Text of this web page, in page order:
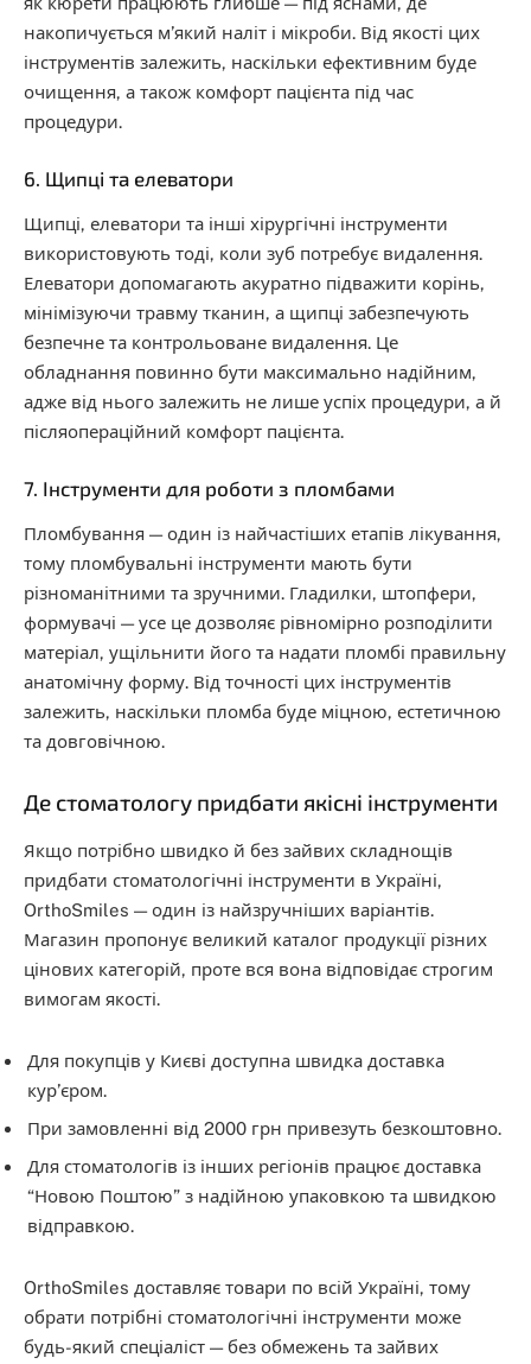
накопичується м’який наліт і мікроби. Від якості цих
інструментів залежить, наскільки ефективним буде
очищення, а також комфорт пацієнта під час
процедури.
6. Щипці та елеватори
Щипці, елеватори та інші хірургічні інструменти
використовують тоді, коли зуб потребує видалення.
Елеватори допомагають акуратно підважити корінь,
мінімізуючи травму тканин, а щипці забезпечують
безпечне та контрольоване видалення. Це
обладнання повинно бути максимально надійним,
адже від нього залежить не лише успіх процедури, а й
післяопераційний комфорт пацієнта.
7. Інструменти для роботи з пломбами
Пломбування — один із найчастіших етапів лікування,
тому пломбувальні інструменти мають бути
різноманітними та зручними. Гладилки, штопфери,
формувачі — усе це дозволяє рівномірно розподілити
матеріал, ущільнити його та надати пломбі правильну
анатомічну форму. Від точності цих інструментів
залежить, наскільки пломба буде міцною, естетичною
та довговічною.
Де стоматологу придбати якісні інструменти
Якщо потрібно швидко й без зайвих складнощів
придбати стоматологічні інструменти в Україні,
OrthoSmiles — один із найзручніших варіантів.
Магазин пропонує великий каталог продукції різних
цінових категорій, проте вся вона відповідає строгим
вимогам якості.
Для покупців у Києві доступна швидка доставка
кур’єром.
При замовленні від 2000 грн привезуть безкоштовно.
Для стоматологів із інших регіонів працює доставка
“Новою Поштою” з надійною упаковкою та швидкою
відправкою.
OrthoSmiles доставляє товари по всій Україні, тому
обрати потрібні стоматологічні інструменти може
будь-який спеціаліст — без обмежень та зайвих